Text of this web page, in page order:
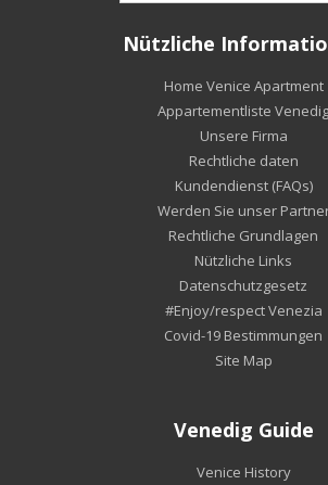
Nützliche
Home Venice Apartment
Appartementliste Venedig
Unsere Firma
Rechtliche daten
Kundendienst (FAQs)
Werden Sie unser
Rechtliche Grundlagen
Nützliche Links
Datenschutzgesetz
#Enjoy/respect Venezia
Covid-19 Bestimmungen
Site Map
Venedig Guide
Venice History